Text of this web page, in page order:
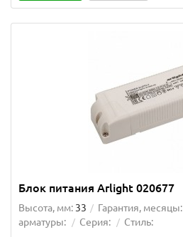
Блок питания Arlight 020677
Высота, мм: 33 Гарантия, месяцы:
арматуры:
Серия: Стиль: